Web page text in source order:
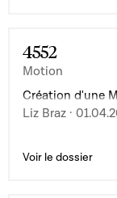
4552
Motion
Création d'une
Liz Braz ·
Voir le dossier